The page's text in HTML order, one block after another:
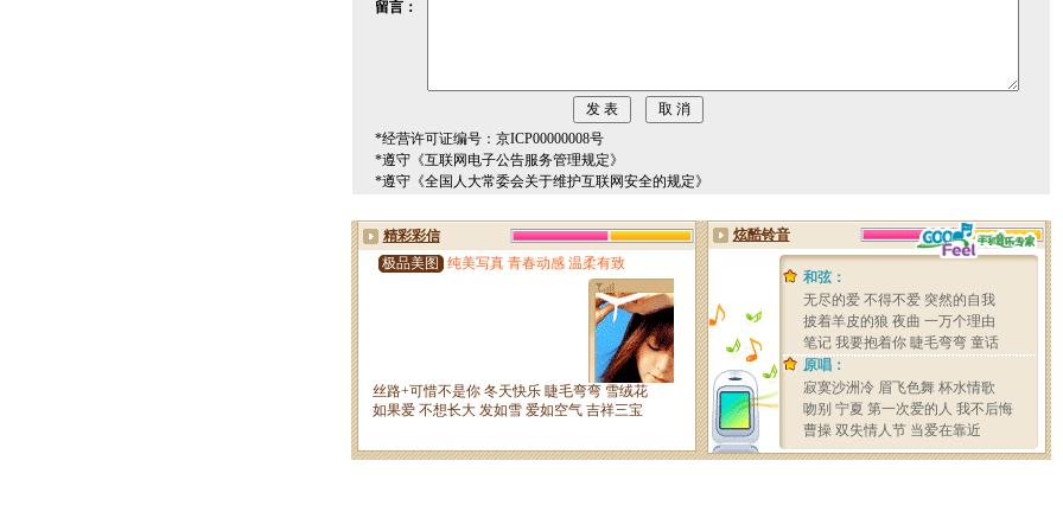
留言：
*经营许可证编号：京ICP00000008号
*遵守《互联网电子公告服务管理规定》
*遵守《全国人大常委会关于维护互联网安全的规定》